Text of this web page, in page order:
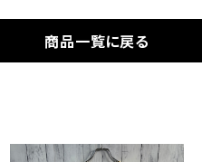
商品一覧に戻る